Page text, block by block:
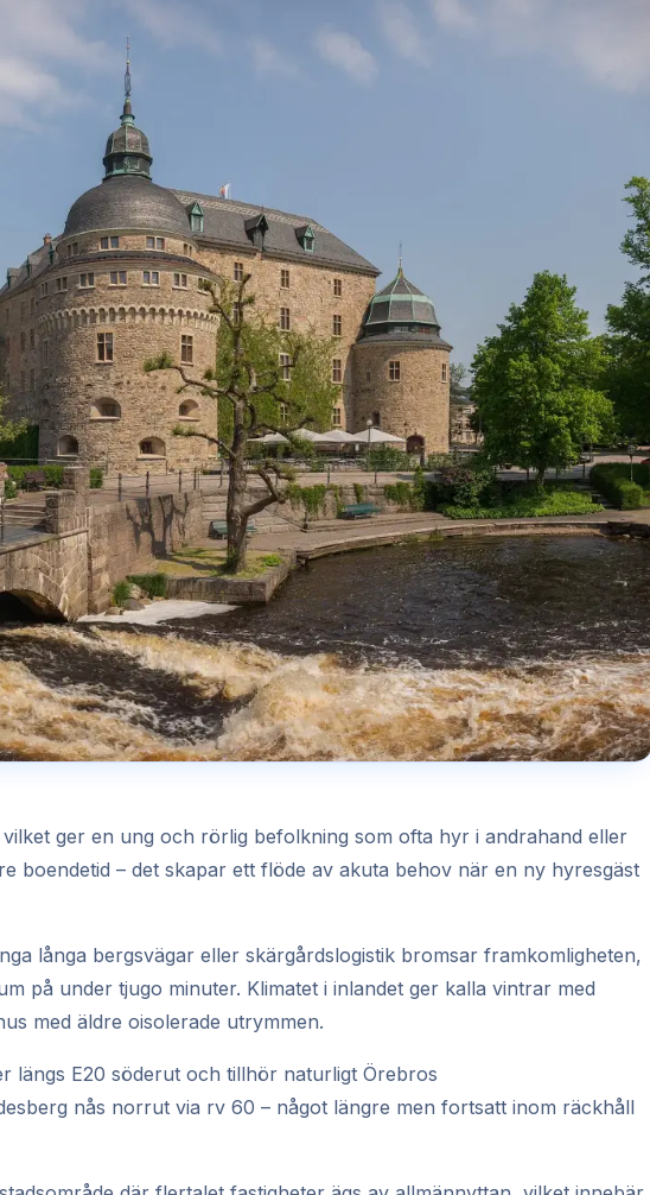
ger en ung och rörlig befolkning som ofta hyr i andrahand eller
boendetid – det skapar ett flöde av akuta behov när en ny hyresgäst
långa bergsvägar eller skärgårdslogistik bromsar framkomligheten,
på under tjugo minuter. Klimatet i inlandet ger kalla vintrar med
med äldre oisolerade utrymmen.
längs E20 söderut och tillhör naturligt Örebros
nås norrut via rv 60 – något längre men fortsatt inom räckhåll